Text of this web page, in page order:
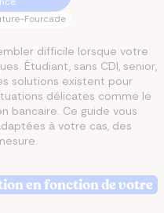
Fourcade
difficile lorsque votre
Étudiant, sans CDI, senior,
solutions existent pour
délicates comme le
bancaire. Ce guide vous
à votre cas, des
en fonction de votre